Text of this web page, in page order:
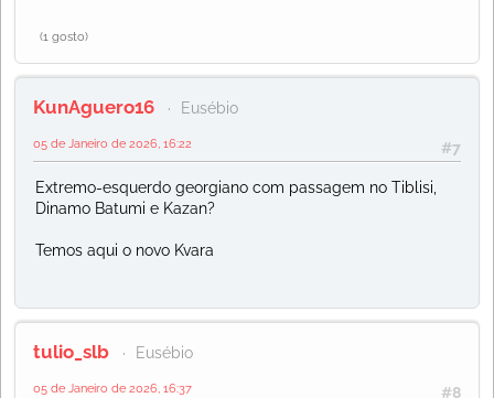
(1 gosto)
KunAguero16 Eusébio
#7
05 de Janeiro de 2026, 16:22
Extremo-esquerdo georgiano com passagem no Tiblisi,
Dinamo Batumi e Kazan?
Temos aqui o novo Kvara
tulio_slb Eusébio
#8
05 de Janeiro de 2026, 16:37